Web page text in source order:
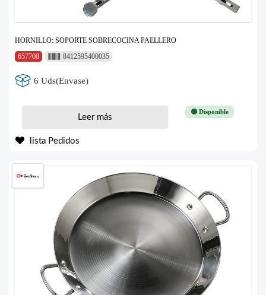
HORNILLO: SOPORTE SOBRECOCINA PAELLERO
657708
8412595400035
6 Uds(Envase)
🟢 Disponible
Leer más
lista Pedidos